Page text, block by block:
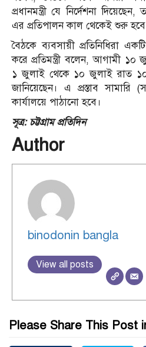
প্রধানমন্ত্রী যে নির্দেশনা
এর প্রতিপালন কাল থেকেই শুরু
বৈঠকে ব্যবসায়ী প্রতিনিধিরা
করে প্রতিমন্ত্রী বলেন, আগামী
১ জুলাই থেকে ১০ জুলাই রাত
জানিয়েছেন। এ প্রস্তাব সামারি
কার্যালয়ে পাঠানো হবে।
সূত্র: চট্টগ্রাম প্রতিদিন
Author
binodonin bangla
View all posts
Please Share This Post